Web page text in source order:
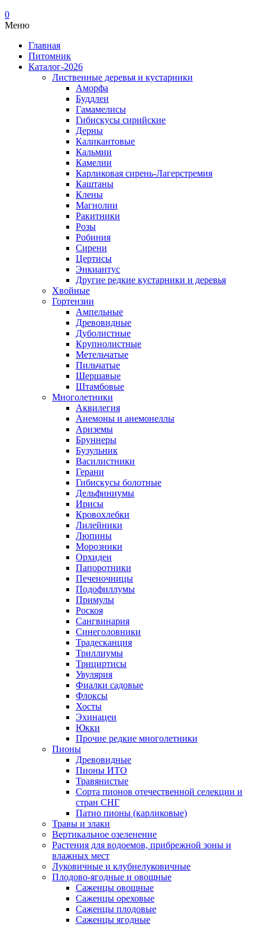
0
Меню
Главная
Питомник
Каталог-2026
Лиственные деревья и кустарники
Аморфа
Буддлеи
Гамамелисы
Гибискусы сирийские
Дерны
Каликантовые
Кальмии
Камелии
Карликовая сирень-Лагерстремия
Каштаны
Клены
Магнолии
Ракитники
Розы
Робиния
Сирени
Цертисы
Энкиантус
Другие редкие кустарники и деревья
Хвойные
Гортензии
Ампельные
Древовидные
Дуболистные
Крупнолистные
Метельчатые
Пильчатые
Шершавые
Штамбовые
Многолетники
Аквилегия
Анемоны и анемонеллы
Ариземы
Бруннеры
Бузульник
Василистники
Герани
Гибискусы болотные
Дельфиниумы
Ирисы
Кровохлебки
Лилейники
Люпины
Морозники
Орхидеи
Папоротники
Печеночницы
Подофиллумы
Примулы
Роскоя
Сангвинария
Синеголовники
Традесканция
Триллиумы
Трициртисы
Увулярия
Фиалки садовые
Флоксы
Хосты
Эхинацеи
Юкки
Прочие редкие многолетники
Пионы
Древовидные
Пионы ИТО
Травянистые
Сорта пионов отечественной селекции и
стран СНГ
Патио пионы (карликовые)
Травы и злаки
Вертикальное озеленение
Растения для водоемов, прибрежной зоны и
влажных мест
Луковичные и клубнелуковичные
Плодово-ягодные и овощные
Саженцы овощные
Саженцы ореховые
Саженцы плодовые
Саженцы ягодные